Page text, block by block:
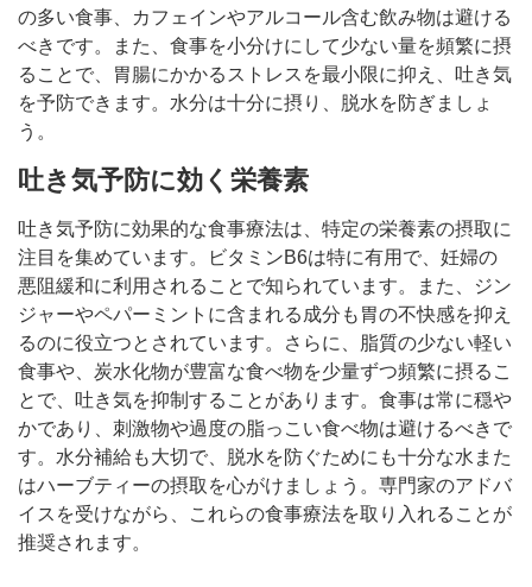
の多い食事、カフェインやアルコール含む飲み物は避ける
べきです。また、食事を小分けにして少ない量を頻繁に摂
ることで、胃腸にかかるストレスを最小限に抑え、吐き気
を予防できます。水分は十分に摂り、脱水を防ぎましょ
う。
吐き気予防に効く栄養素
吐き気予防に効果的な食事療法は、特定の栄養素の摂取に
注目を集めています。ビタミンB6は特に有用で、妊婦の
悪阻緩和に利用されることで知られています。また、ジン
ジャーやペパーミントに含まれる成分も胃の不快感を抑え
るのに役立つとされています。さらに、脂質の少ない軽い
食事や、炭水化物が豊富な食べ物を少量ずつ頻繁に摂るこ
とで、吐き気を抑制することがあります。食事は常に穏や
かであり、刺激物や過度の脂っこい食べ物は避けるべきで
す。水分補給も大切で、脱水を防ぐためにも十分な水また
はハーブティーの摂取を心がけましょう。専門家のアドバ
イスを受けながら、これらの食事療法を取り入れることが
推奨されます。